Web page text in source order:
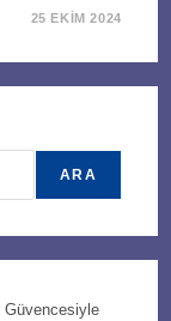
25 EKIM 2024
ARA
Güvencesiyle